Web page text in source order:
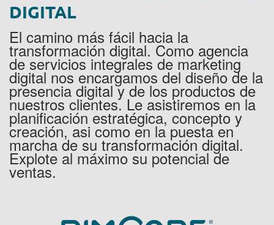
DIGITAL
El camino más fácil hacia la
transformación digital. Como agencia
de servicios integrales de marketing
digital nos encargamos del diseño de la
presencia digital y de los productos de
nuestros clientes. Le asistiremos en la
planificación estratégica, concepto y
creación, asi como en la puesta en
marcha de su transformación digital.
Explote al máximo su potencial de
ventas.